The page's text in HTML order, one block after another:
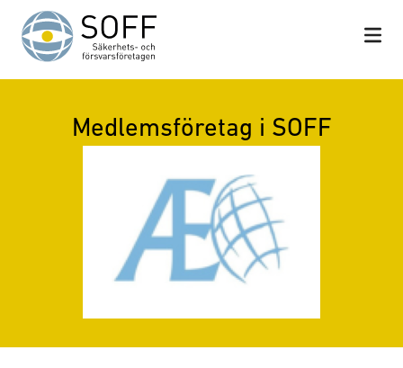
Hoppa till innehåll
Medlemsföretag i SOFF